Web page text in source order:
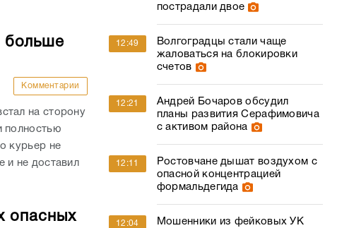
больше
Комментарии
на сторону
полностью
курьер не
и не доставил
опасных
пострадали двое
12:49
Волгоградцы стали чаще
жаловаться на блокировки
счетов
12:21
Андрей Бочаров обсудил
планы развития Серафимовича
с активом района
12:11
Ростовчане дышат воздухом с
опасной концентрацией
формальдегида
12:04
Мошенники из фейковых УК